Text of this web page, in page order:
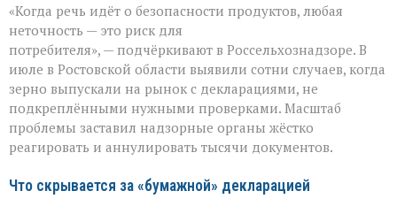
под
Ростовской
области
вскрыли
массовые
нарушения
декларирования
«Когда речь идёт о безопасности продуктов, любая
неточность — это риск для
потребителя», — подчёркивают в Россельхознадзоре. В
июле в Ростовской области выявили сотни случаев, когда
зерно выпускали на рынок с декларациями, не
подкреплёнными нужными проверками. Масштаб
проблемы заставил надзорные органы жёстко
реагировать и аннулировать тысячи документов.
Что скрывается за «бумажной» декларацией